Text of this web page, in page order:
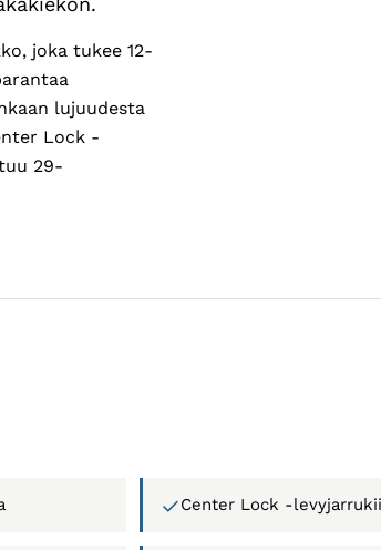
joka tukee 12-
lujuudesta
Lock -
29-
Center Lock -